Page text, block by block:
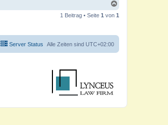
c
b
n
1 Beitrag • Seite 1 von 1
Alle Zeiten sind UTC+02:00
Server Status